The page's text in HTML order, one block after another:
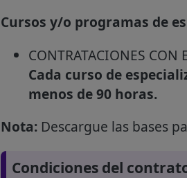
Cursos y/o programas de
CONTRATACIONES CON
Cada curso de
menos de 90 horas.
Nota:Descargue las bases
Condiciones del